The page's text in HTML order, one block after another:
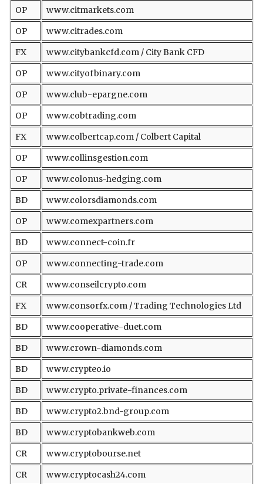
OP
www.citmarkets.com
OP
www.citrades.com
FX
www.citybankcfd.com / City Bank CFD
OP
www.cityofbinary.com
OP
www.club-epargne.com
OP
www.cobtrading.com
FX
www.colbertcap.com / Colbert Capital
OP
www.collinsgestion.com
OP
www.colonus-hedging.com
BD
www.colorsdiamonds.com
OP
www.comexpartners.com
BD
www.connect-coin.fr
OP
www.connecting-trade.com
CR
www.conseilcrypto.com
FX
www.consorfx.com / Trading Technologies Ltd
BD
www.cooperative-duet.com
BD
www.crown-diamonds.com
BD
www.crypteo.io
BD
www.crypto.private-finances.com
BD
www.crypto2.bnd-group.com
BD
www.cryptobankweb.com
CR
www.cryptobourse.net
CR
www.cryptocash24.com